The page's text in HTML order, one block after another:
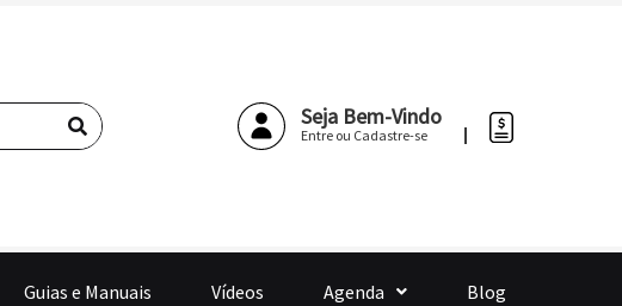
Pesquisar Seja Bem-Vindo
Entre ou Cadastre-se
Guias e Manuais Vídeos Agenda Blog